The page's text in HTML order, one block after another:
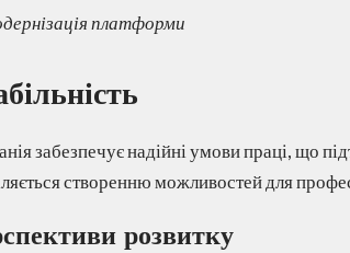
платформи
забезпечує надійні умови праці, що
створенню можливостей для
розвитку